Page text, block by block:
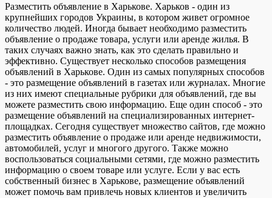
Разместить объявление в Харькове. Харьков - один из
крупнейших городов Украины, в котором живет огромное
количество людей. Иногда бывает необходимо разместить
объявление о продаже товара, услуги или аренде жилья. В
таких случаях важно знать, как это сделать правильно и
эффективно. Существует несколько способов размещения
объявлений в Харькове. Один из самых популярных способов
- это размещение объявлений в газетах или журналах. Многие
из них имеют специальные рубрики для объявлений, где вы
можете разместить свою информацию. Еще один способ - это
размещение объявлений на специализированных интернет-
площадках. Сегодня существует множество сайтов, где можно
разместить объявление о продаже или аренде недвижимости,
автомобилей, услуг и многого другого. Также можно
воспользоваться социальными сетями, где можно разместить
информацию о своем товаре или услуге. Если у вас есть
собственный бизнес в Харькове, размещение объявлений
может помочь вам привлечь новых клиентов и увеличить